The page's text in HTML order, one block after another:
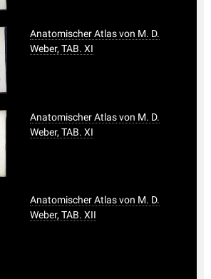
Anatomischer Atlas von M. D.
Weber, TAB. XI
Anatomischer Atlas von M. D.
Weber, TAB. XI
Anatomischer Atlas von M. D.
Weber, TAB. XII